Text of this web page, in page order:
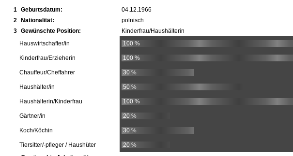
1 Geburtsdatum:
04.12.1966
2
Nationalität:
polnisch
3 Gewünschte Position:
Kinderfrau/Haushälterin
Hauswirtschafter/in
100 %
Kinderfrau/Erzieherin 100 %
Chauffeur/Cheffahrer 30 %
Haushälter/in 50 %
Haushälterin/Kinderfrau 100 %
Gärtner/in 20 %
Koch/Köchin 30 %
Tiersitter/-pfleger / Haushüter
20 %